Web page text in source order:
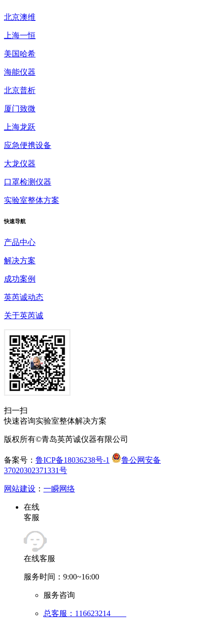
北京澳维
上海一恒
美国哈希
海能仪器
北京普析
厦门致微
上海龙跃
应急便携设备
大龙仪器
口罩检测仪器
实验室整体方案
快速导航
产品中心
解决方案
成功案例
英芮诚动态
关于英芮诚
扫一扫
快速咨询实验室整体解决方案
版权所有©青岛英芮诚仪器有限公司
备案号： 鲁ICP备18036238号-1
鲁公网安备
37020302371331号
网站建设 ： 一瞬网络
在线
客服
在线客服
服务时间：9:00~16:00
服务咨询
总客服：116623214